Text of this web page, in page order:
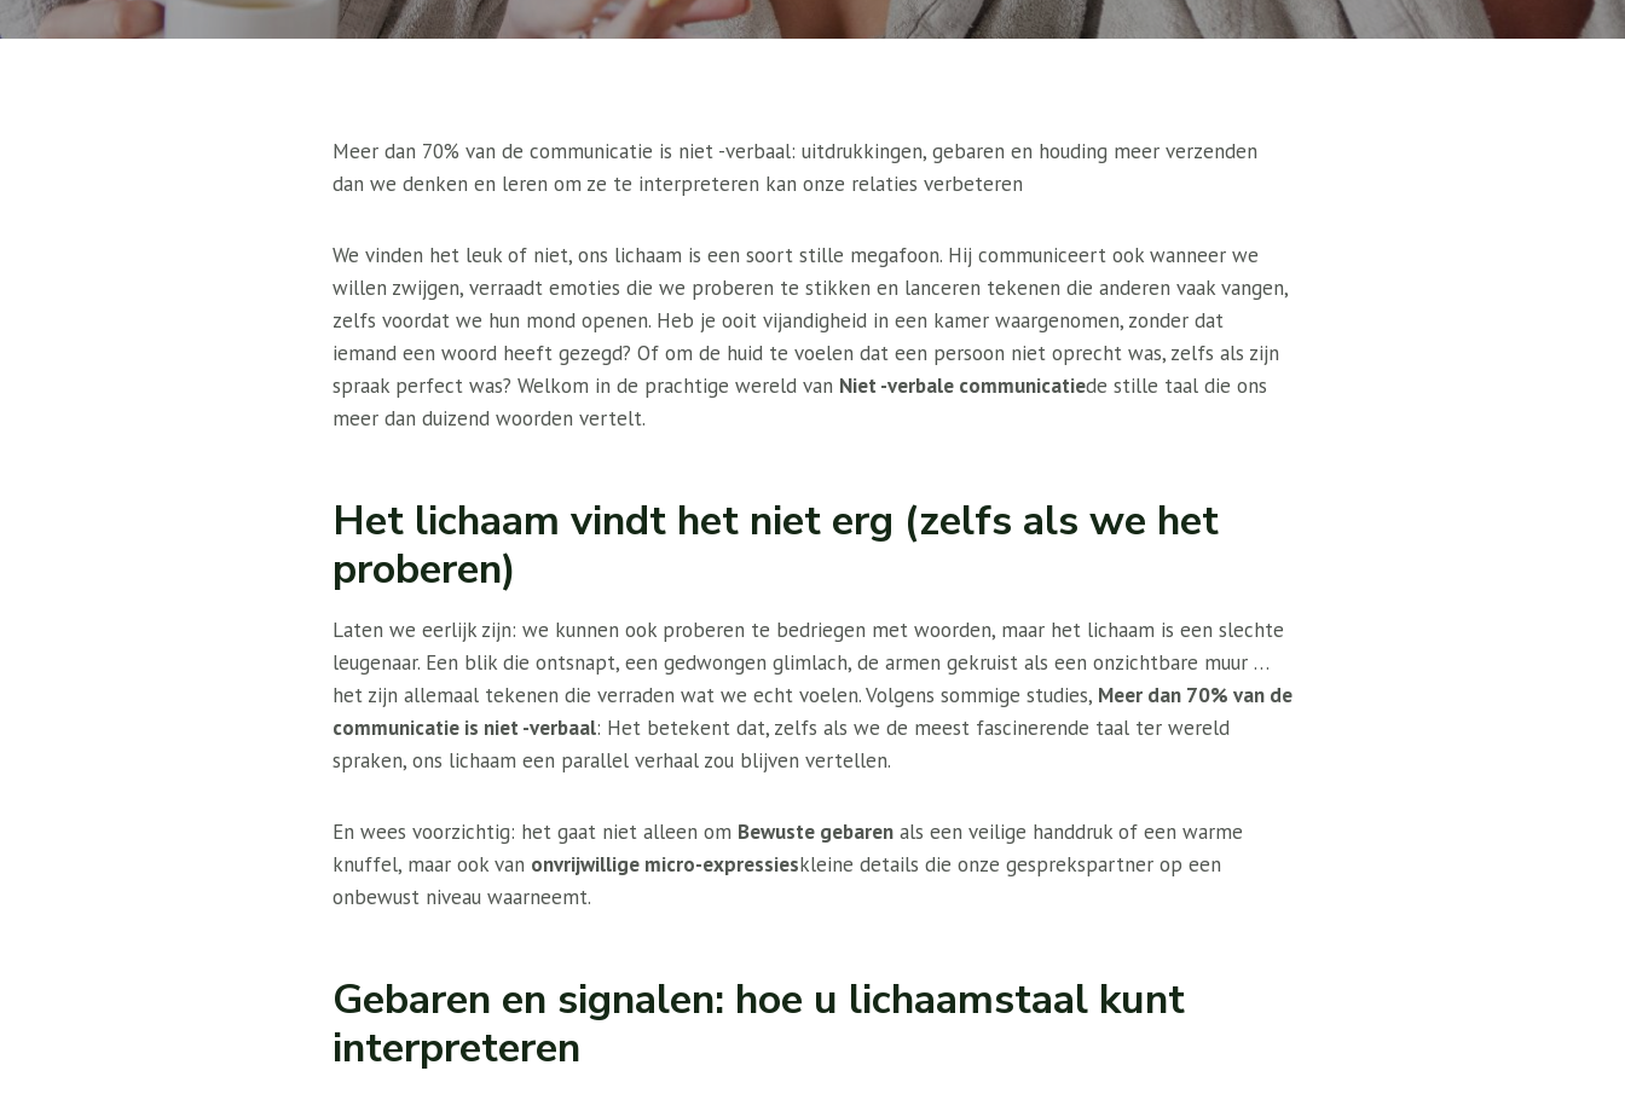
Meer dan 70% van de communicatie is niet -verbaal: uitdrukkingen, gebaren en houding meer verzenden
dan we denken en leren om ze te interpreteren kan onze relaties verbeteren
We vinden het leuk of niet, ons lichaam is een soort stille megafoon. Hij communiceert ook wanneer we
willen zwijgen, verraadt emoties die we proberen te stikken en lanceren tekenen die anderen vaak vangen,
zelfs voordat we hun mond openen. Heb je ooit vijandigheid in een kamer waargenomen, zonder dat
iemand een woord heeft gezegd? Of om de huid te voelen dat een persoon niet oprecht was, zelfs als zijn
spraak perfect was? Welkom in de prachtige wereld van Niet -verbale communicatiede stille taal die ons
meer dan duizend woorden vertelt.
Het lichaam vindt het niet erg (zelfs als we het
proberen)
Laten we eerlijk zijn: we kunnen ook proberen te bedriegen met woorden, maar het lichaam is een slechte
leugenaar. Een blik die ontsnapt, een gedwongen glimlach, de armen gekruist als een onzichtbare muur …
het zijn allemaal tekenen die verraden wat we echt voelen. Volgens sommige studies, Meer dan 70% van de
communicatie is niet -verbaal: Het betekent dat, zelfs als we de meest fascinerende taal ter wereld
spraken, ons lichaam een ​​parallel verhaal zou blijven vertellen.
En wees voorzichtig: het gaat niet alleen om Bewuste gebaren als een veilige handdruk of een warme
knuffel, maar ook van onvrijwillige micro-expressieskleine details die onze gesprekspartner op een
onbewust niveau waarneemt.
Gebaren en signalen: hoe u lichaamstaal kunt
interpreteren